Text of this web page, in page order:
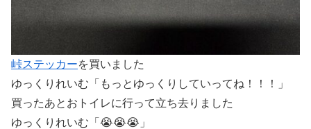
峠ステッカーを買いました
ゆっくりれいむ「もっとゆっくりしていってね！！！」
買ったあとおトイレに行って立ち去りました
ゆっくりれいむ「😭😭😭」